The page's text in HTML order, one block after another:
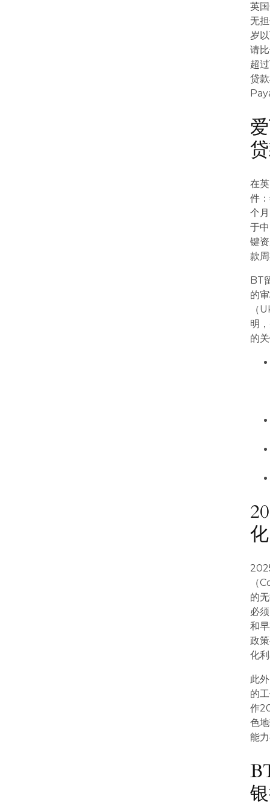
英
无
岁
请
超
贷
在
件
个
于
键
款
BT
的
（
明
的
（
的
必
和
政
化
此
的
作
色
能